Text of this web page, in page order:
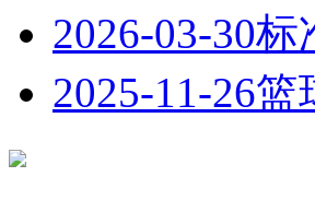
2026-03-30标
2025-11-26篮